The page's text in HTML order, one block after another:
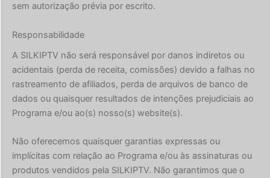
sem autorização prévia por escrito.
Responsabilidade
A SILKIPTV não será responsável por danos indiretos ou
acidentais (perda de receita, comissões) devido a falhas no
rastreamento de afiliados, perda de arquivos de banco de
dados ou quaisquer resultados de intenções prejudiciais ao
Programa e/ou ao(s) nosso(s) website(s).
Não oferecemos quaisquer garantias expressas ou
implícitas com relação ao Programa e/ou às assinaturas ou
produtos vendidos pela SILKIPTV. Não garantimos que o